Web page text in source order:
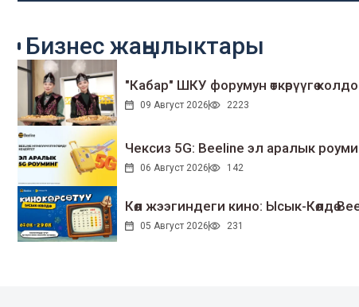
Бизнес жаңылыктары
"Кабар" ШКУ форумун өткөрүүгө
09 Август 2026 2223
Чексиз 5G: Beeline эл аралык
06 Август 2026 142
Көл жээгиндеги кино: Ысык-Көлдө
05 Август 2026 231